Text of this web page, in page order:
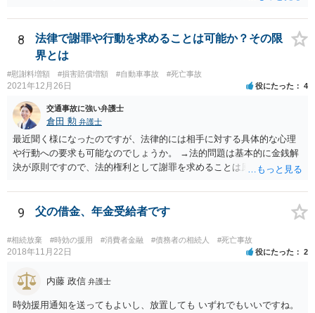
相手方の言い分は通るのでしょうか？ 勿論、正式に支払い拒否となれ
ば、裁判になると思いますが、勝算はありますか？ →共済組合の対応
はやや硬直的なように感じますが、相手方の言い分が通るか、そして
その裏返しとして裁判での勝算があるかは、共済約款などに規定され
ている給付金の支給要件や、証拠の有無によってきますので、この掲
示板では最終的な回答というのは難しいと思われます。 金額も大き
く、非常に重要な件かと思いますので、今後の方針の検討も含め一度
面談にて法律相談をされることをおすすめします。
8
法律で謝罪や行動を求めることは可能か？その限
界とは
#慰謝料増額 #損害賠償増額 #自動車事故 #死亡事故
2021年12月26日 役にたった 4
交通事故に強い弁護士
倉田 勲 弁護士
最近聞く様になったのですが、法律的には相手に対する具体的な心理
や行動への要求も可能なのでしょうか。 →法的問題は基本的に金銭解
決が原則ですので、法的権利として謝罪を求めることは原則としてで
書に相手の合意の下で謝罪の文言を入れることはあります。それ以上
に相手に謝罪を強制することはできません。
9 父の借金、年金受給者です
#相続放棄 #時効の援用 #消費者金融 #債務者の相続人 #死亡事故
2018年11月22日 役にたった 2
内藤 政信 弁護士
時効援用通知を送ってもよいし、放置しても いずれでもいいですね。